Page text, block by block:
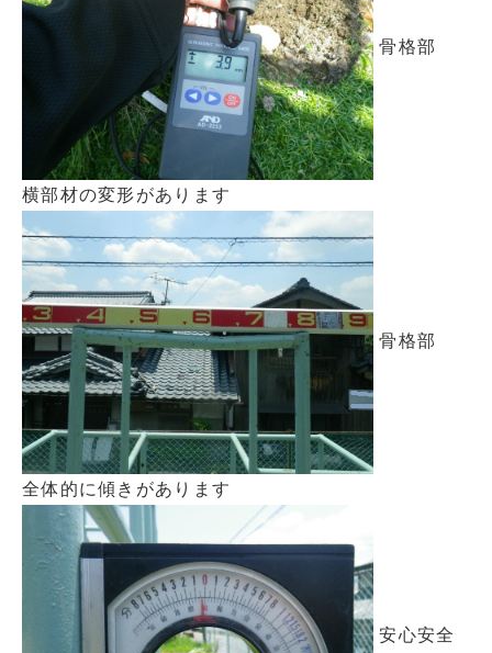
骨格部
横部材の変形があります
骨格部
全体的に傾きがあります
安心安全